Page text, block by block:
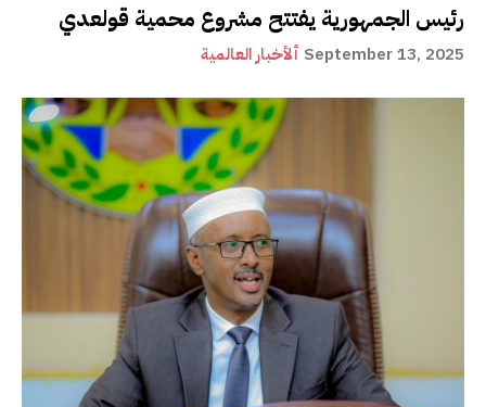
رئيس الجمهورية يفتتح مشروع محمية قولعدي
ألأخبار العالمية September 13, 2025